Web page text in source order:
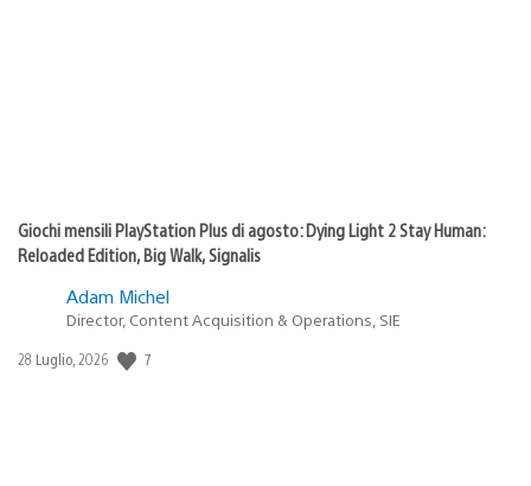
Giochi mensili PlayStation Plus di agosto: Dying Light 2 Stay Human:
Reloaded Edition, Big Walk, Signalis
Adam Michel
Director, Content Acquisition & Operations, SIE
Data
28 Luglio, 2026 7